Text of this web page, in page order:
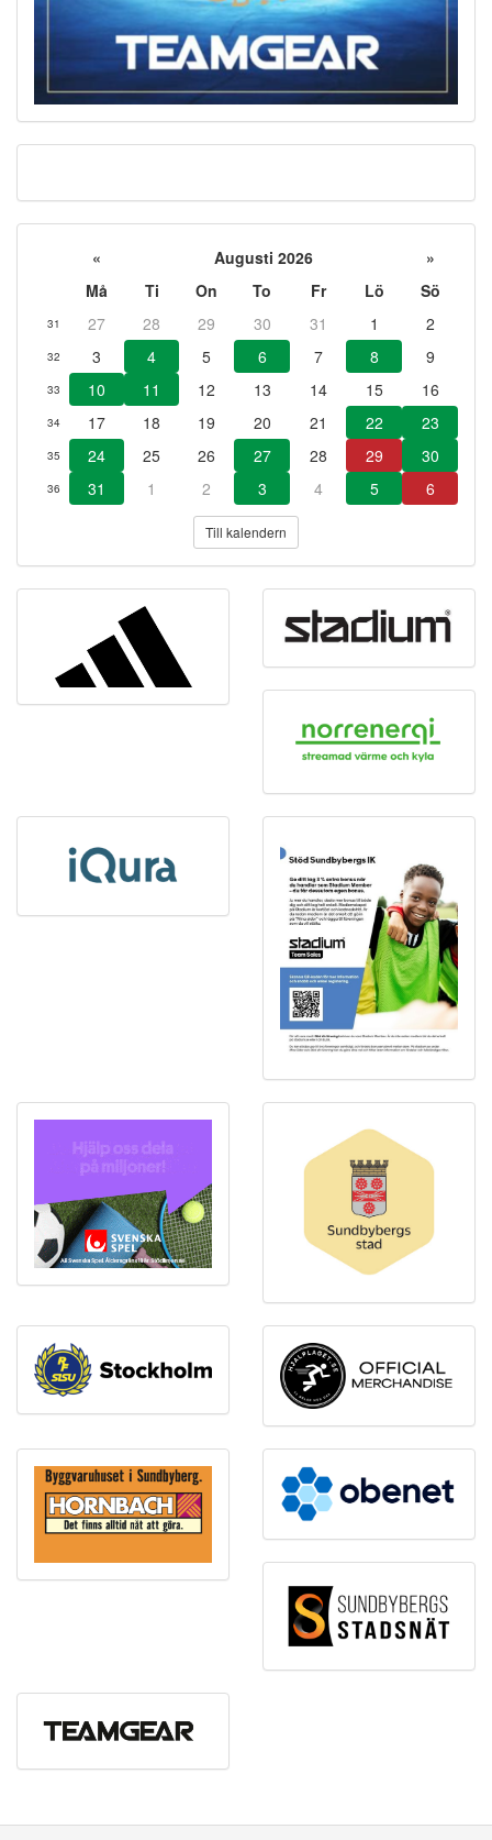
« Augusti 2026
»
Må
Ti On To Fr Lö Sö
31 27 28 29 30 31 1 2
32 3 4 5 6 7 8 9
33 10 11 12 13 14 15 16
34 17 18 19 20 21 22 23
35 24 25 26 27 28 29 30
36 31 1 2 3 4 5 6
Till kalendern